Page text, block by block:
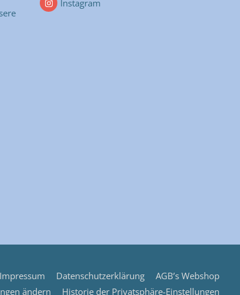
Instagram
Impressum Datenschutzerklärung
AGB’s Webshop
ändern
Historie der Privatsphäre-Einstellungen